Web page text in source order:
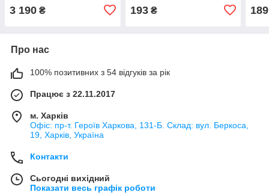
3 190 ₴ 193₴ 189
Про нас
100% позитивних з 54 відгуків за рік
Працює з 22.11.2017
м. Харків
Офіс: пр-т. Героїв Харкова, 131-Б. Склад: вул. Беркоса,
19, Харків, Україна
Контакти
Сьогодні вихідний
Показати весь графік роботи